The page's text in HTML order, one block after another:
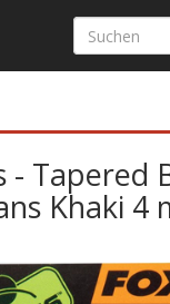
- Tapered
Khaki 4